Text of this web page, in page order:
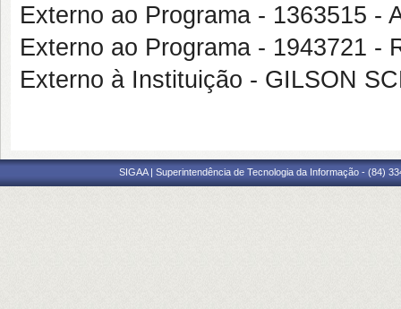
Externo ao Programa - 1363515 -
Externo ao Programa - 1943721 -
Externo à Instituição - GILSON
SIGAA | Superintendência de Tecnologia da Informação - (84)